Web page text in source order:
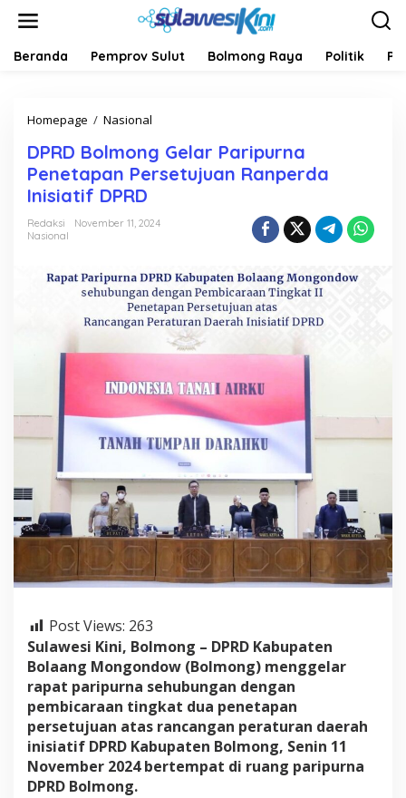
Beranda Pemprov Sulut Bolmong Raya Politik
Homepage / Nasional
R
D
B
l
g
G
e
P
a
r
p
u
r
n
P
e
e
t
a
n
P
e
r
s
e
t
u
DPRD Bolmong Gelar Paripurna
Penetapan Persetujuan Ranperda
Inisiatif DPRD
Redaksi
November 11, 2024
Nasional
Post Views: 263
Sulawesi Kini, Bolmong – DPRD Kabupaten
Bolaang Mongondow (Bolmong) menggelar
rapat paripurna sehubungan dengan
pembicaraan tingkat dua penetapan
persetujuan atas rancangan peraturan daerah
inisiatif DPRD Kabupaten Bolmong, Senin 11
November 2024 bertempat di ruang paripurna
DPRD Bolmong.